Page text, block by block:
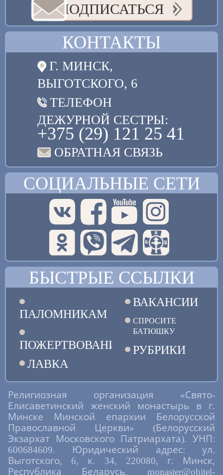
ПОДПИСАТЬСЯ
КОНТАКТЫ
Г. МИНСК,
ВЫГОТСКОГО, 6
ТЕЛЕФОН
ДЕЖУРНОЙ СЕСТРЫ:
+375 (29) 121 25 41
ОБРАТНАЯ СВЯЗЬ
СОЦИАЛЬНЫЕ СЕТИ
БЫСТРЫЕ ССЫЛКИ
ПАЛОМНИКАМ
ПОЖЕРТВОВАНИЯ
ЛАВКА
ВАКАНСИИ
СПРОСИТЕ
БАТЮШКУ
РУБРИКИ
Религиозная организация «Свято-
Елисаветинский женский монастырь в г.
Минске Минской епархии Белорусской
Православной Церкви» (Белорусский
Экзархат Московского Патриархата). УНП:
600684609. Юридический адрес: ул.
Выготского, 6, к. 34, 220080, г. Минск,
Республика Беларусь. monaster@obitel-